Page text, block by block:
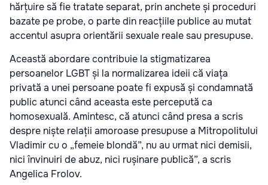
hărțuire să fie tratate separat, prin anchete și proceduri
bazate pe probe, o parte din reacțiile publice au mutat
accentul asupra orientării sexuale reale sau presupuse.
Această abordare contribuie la stigmatizarea
persoanelor LGBT și la normalizarea ideii că viața
privată a unei persoane poate fi expusă și condamnată
public atunci când aceasta este percepută ca
homosexuală. Amintesc, că atunci când presa a scris
despre niște relații amoroase presupuse a Mitropolitului
Vladimir cu o „femeie blondă”, nu au urmat nici demisii,
nici învinuiri de abuz, nici rușinare publică”, a scris
Angelica Frolov.